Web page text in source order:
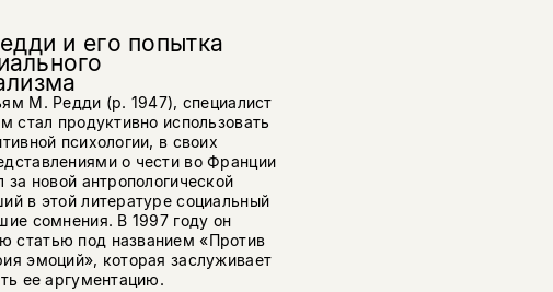
и его попытка
М. Редди (р. 1947), специалист
стал продуктивно использовать
психологии, в своих
о чести во Франции
новой антропологической
в этой литературе социальный
сомнения. В 1997 году он
статью под названием «Против
эмоций», которая заслуживает
ее аргументацию.